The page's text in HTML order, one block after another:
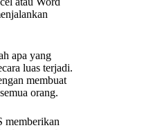
apa yang
luas terjadi.
membuat
orang.
memberikan